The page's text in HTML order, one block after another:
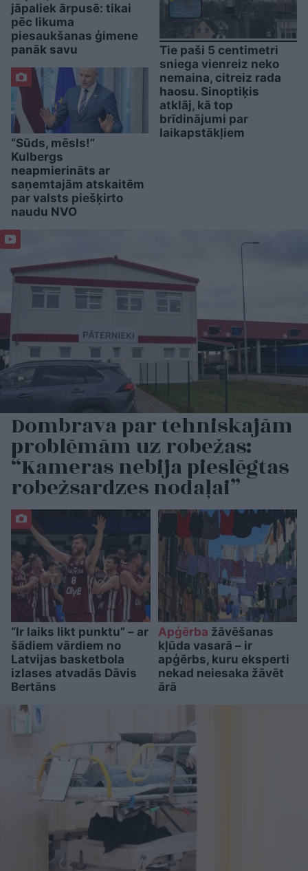
jāpaliek ārpusē: tikai
pēc likuma
piesaukšanas ģimene
panāk savu
“Sūds, mēsls!”
Kulbergs
neapmierināts ar
saņemtajām atskaitēm
par valsts piešķirto
naudu NVO
Tie paši 5 centimetri
sniega vienreiz neko
nemaina, citreiz rada
haosu. Sinoptiķis
atklāj, kā top
brīdinājumi par
laikapstākļiem
Dombrava par tehniskajām
problēmām uz robežas:
“Kameras nebija pieslēgtas
robežsardzes nodaļai”
“Ir laiks likt punktu” – ar
šādiem vārdiem no
Latvijas basketbola
izlases atvadās Dāvis
Bertāns
Apģērba žāvēšanas
kļūda vasarā – ir
apģērbs, kuru eksperti
nekad neiesaka žāvēt
ārā